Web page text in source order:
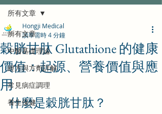
所有文章
中醫基礎理論
經方與方劑詳解
常見病症調理
養生保健
所有文章
穀胱甘肽 Glutathione 的健康
價值：起源、營養價值與應
用
Hongji Medical
讀畢需時 4 分鐘
什麼是穀胱甘肽？